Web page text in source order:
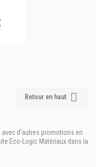
Retour en haut 
d'autres promotions en
Eco-Logic Matériaux dans la